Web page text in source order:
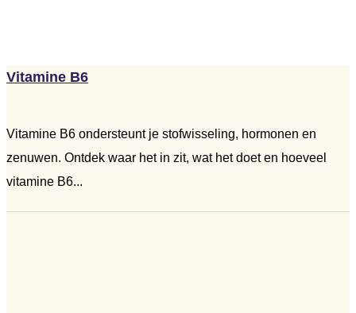
Vitamine B6
Vitamine B6 ondersteunt je stofwisseling, hormonen en
zenuwen. Ontdek waar het in zit, wat het doet en hoeveel
vitamine B6...